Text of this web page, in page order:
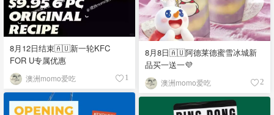
8月12日结束🇦🇺新一轮KFC
FOR U专属优惠
澳洲momo爱吃 1
8月8日🇦🇺阿德莱德蜜雪冰城新
品买一送一💜
澳洲momo爱吃 2